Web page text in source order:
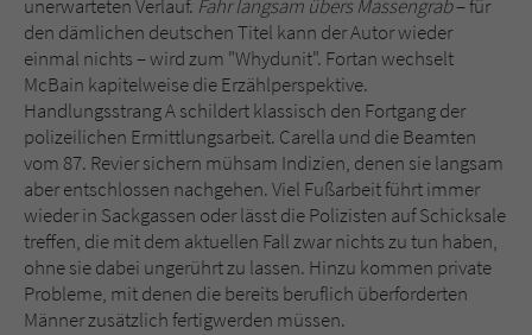
unerwarteten Verlauf. Fahr langsam übers Massengrab– für
den dämlichen deutschen Titel kann der Autor wieder
einmal nichts – wird zum "Whydunit". Fortan wechselt
McBain kapitelweise die Erzählperspektive.
Handlungsstrang A schildert klassisch den Fortgang der
polizeilichen Ermittlungsarbeit. Carella und die Beamten
vom 87. Revier sichern mühsam Indizien, denen sie langsam
aber entschlossen nachgehen. Viel Fußarbeit führt immer
wieder in Sackgassen oder lässt die Polizisten auf Schicksale
treffen, die mit dem aktuellen Fall zwar nichts zu tun haben,
ohne sie dabei ungerührt zu lassen. Hinzu kommen private
Probleme, mit denen die bereits beruflich überforderten
Männer zusätzlich fertigwerden müssen.